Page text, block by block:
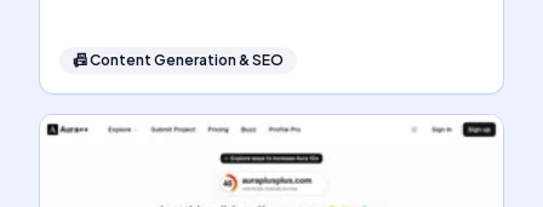
📠Content Generation & SEO